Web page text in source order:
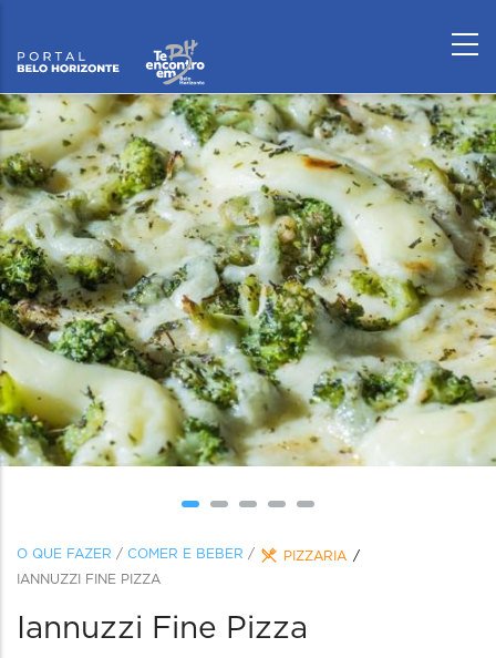
O QUE FAZER / COMER E BEBER /
PIZZARIA
IANNUZZI FINE PIZZA
Iannuzzi Fine Pizza